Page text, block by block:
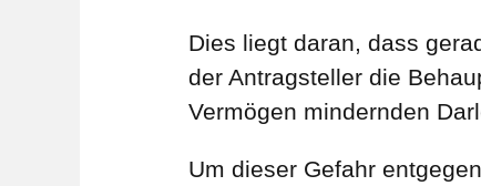
Dies liegt daran, dass
der Antragsteller die
Vermögen mindernden
Um dieser Gefahr